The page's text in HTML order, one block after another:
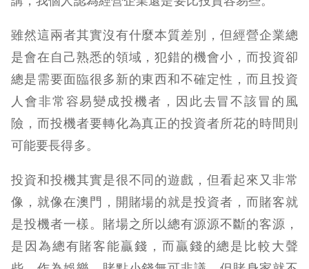
雖然這兩者其實沒有什麼本質差別，但經營企業總
是會在自己熟悉的領域，犯錯的機會小，而投資卻
總是需要面臨很多新的東西和不確定性，而且投資
人會非常容易變成投機者，因此去冒不該冒的風
險，而投機者要轉化為真正的投資者所花的時間則
可能要長得多。
投資和投機其實是很不同的遊戲，但看起來又非常
像，就像在澳門，開賭場的就是投資者，而賭客就
是投機者一樣。賭場之所以總有源源不斷的客源，
是因為總有賭客能贏錢，而贏錢的總是比較大聲